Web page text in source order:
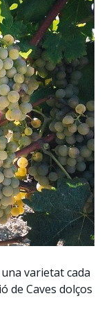
varietat cada
de Caves dolços